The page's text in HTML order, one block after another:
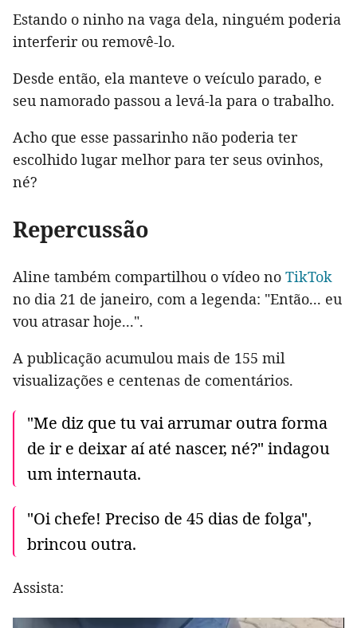
Estando o ninho na vaga dela, ninguém poderia
interferir ou removê-lo.
Desde então, ela manteve o veículo parado, e
seu namorado passou a levá-la para o trabalho.
Acho que esse passarinho não poderia ter
escolhido lugar melhor para ter seus ovinhos,
né?
Repercussão
Aline também compartilhou o vídeo no TikTok
no dia 21 de janeiro, com a legenda: "Então... eu
vou atrasar hoje...".
A publicação acumulou mais de 155 mil
visualizações e centenas de comentários.
"Me diz que tu vai arrumar outra forma
de ir e deixar aí até nascer, né?" indagou
um internauta.
"Oi chefe! Preciso de 45 dias de folga",
brincou outra.
Assista: